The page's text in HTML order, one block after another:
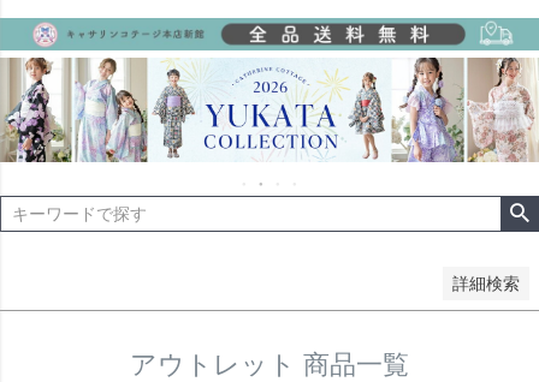
詳細検索
新着順
登録順
価格が安い順
価格が高い順
優先度順
レビュー順
検索
アウトレット 商品一覧